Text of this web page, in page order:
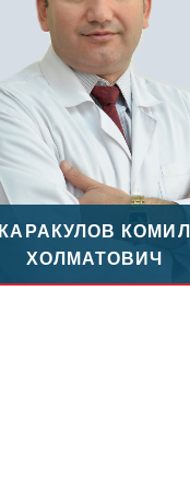
КАРАКУЛОВ КОМИЛ
ХОЛМАТОВИЧ